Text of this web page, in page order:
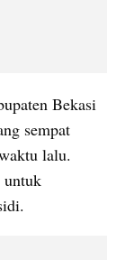
Bekasi
sempat
lalu.
untuk